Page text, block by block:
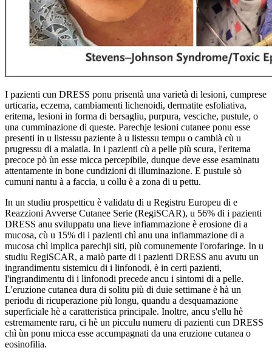
I pazienti cun DRESS ponu prisentà una varietà di lesioni, cumprese
urticaria, eczema, cambiamenti lichenoidi, dermatite esfoliativa,
eritema, lesioni in forma di bersagliu, purpura, vesciche, pustule, o
una cumminazione di queste. Parechje lesioni cutanee ponu esse
presenti in u listessu paziente à u listessu tempu o cambià cù u
prugressu di a malatia. In i pazienti cù a pelle più scura, l'eritema
precoce pò ùn esse micca percepibile, dunque deve esse esaminatu
attentamente in bone cundizioni di illuminazione. E pustule sò
cumuni nantu à a faccia, u collu è a zona di u pettu.
In un studiu prospetticu è validatu di u Registru Europeu di e
Reazzioni Avverse Cutanee Serie (RegiSCAR), u 56% di i pazienti
DRESS anu sviluppatu una lieve infiammazione è erosione di a
mucosa, cù u 15% di i pazienti chì anu una infiammazione di a
mucosa chì implica parechji siti, più comunemente l'orofaringe. In u
studiu RegiSCAR, a maiò parte di i pazienti DRESS anu avutu un
ingrandimentu sistemicu di i linfonodi, è in certi pazienti,
l'ingrandimentu di i linfonodi precede ancu i sintomi di a pelle.
L'eruzione cutanea dura di solitu più di duie settimane è hà un
periodu di ricuperazione più longu, quandu a desquamazione
superficiale hè a caratteristica principale. Inoltre, ancu s'ellu hè
estremamente raru, ci hè un picculu numeru di pazienti cun DRESS
chì ùn ponu micca esse accumpagnati da una eruzione cutanea o
eosinofilia.